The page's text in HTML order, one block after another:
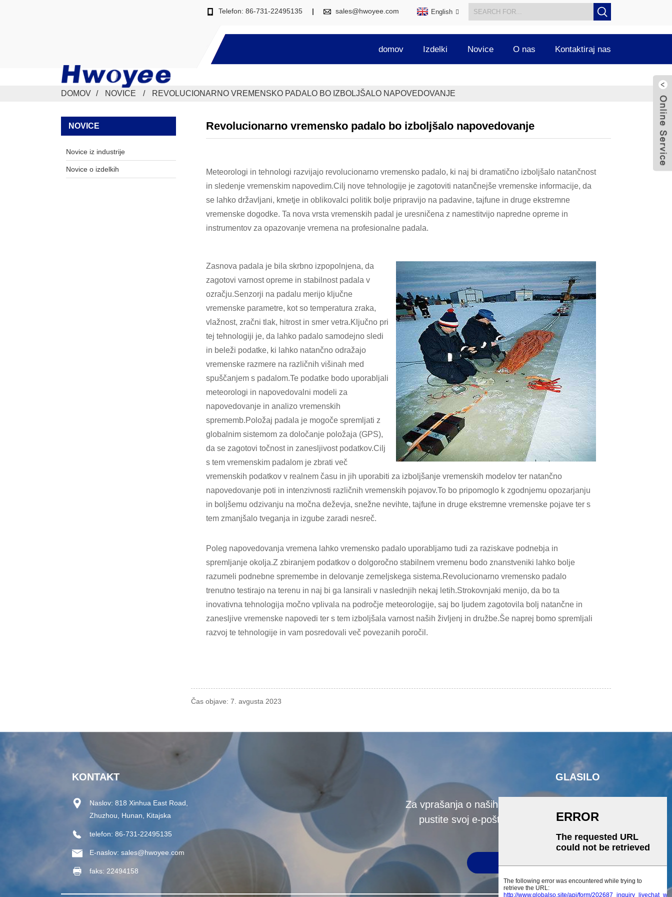
Telefon: 86-731-22495135 sales@hwoyee.com English
domov Izdelki Novice O nas Kontaktiraj nas
DOMOV NOVICE REVOLUCIONARNO VREMENSKO PADALO BO IZBOLJŠALO NAPOVEDOVANJE
NOVICE
Novice iz industrije
Novice o izdelkih
Revolucionarno vremensko padalo bo izboljšalo napovedovanje
Meteorologi in tehnologi razvijajo revolucionarno vremensko padalo, ki naj bi dramatično izboljšalo natančnost
in sledenje vremenskim napovedim.Cilj nove tehnologije je zagotoviti natančnejše vremenske informacije, da
se lahko državljani, kmetje in oblikovalci politik bolje pripravijo na padavine, tajfune in druge ekstremne
vremenske dogodke. Ta nova vrsta vremenskih padal je uresničena z namestitvijo napredne opreme in
instrumentov za opazovanje vremena na profesionalne padala.
Zasnova padala je bila skrbno izpopolnjena, da
zagotovi varnost opreme in stabilnost padala v
ozračju.Senzorji na padalu merijo ključne
vremenske parametre, kot so temperatura zraka,
vlažnost, zračni tlak, hitrost in smer vetra.Ključno pri
tej tehnologiji je, da lahko padalo samodejno sledi
in beleži podatke, ki lahko natančno odražajo
vremenske razmere na različnih višinah med
spuščanjem s padalom.Te podatke bodo uporabljali
meteorologi in napovedovalni modeli za
napovedovanje in analizo vremenskih
sprememb.Položaj padala je mogoče spremljati z
globalnim sistemom za določanje položaja (GPS),
da se zagotovi točnost in zanesljivost podatkov.Cilj
s tem vremenskim padalom je zbrati več
vremenskih podatkov v realnem času in jih uporabiti za izboljšanje vremenskih modelov ter natančno
napovedovanje poti in intenzivnosti različnih vremenskih pojavov.To bo pripomoglo k zgodnjemu opozarjanju
in boljšemu odzivanju na močna deževja, snežne nevihte, tajfune in druge ekstremne vremenske pojave ter s
tem zmanjšalo tveganja in izgube zaradi nesreč.
Poleg napovedovanja vremena lahko vremensko padalo uporabljamo tudi za raziskave podnebja in
spremljanje okolja.Z zbiranjem podatkov o dolgoročno stabilnem vremenu bodo znanstveniki lahko bolje
razumeli podnebne spremembe in delovanje zemeljskega sistema.Revolucionarno vremensko padalo
trenutno testirajo na terenu in naj bi ga lansirali v naslednjih nekaj letih.Strokovnjaki menijo, da bo ta
inovativna tehnologija močno vplivala na področje meteorologije, saj bo ljudem zagotovila bolj natančne in
zanesljive vremenske napovedi ter s tem izboljšala varnost naših življenj in družbe.Še naprej bomo spremljali
razvoj te tehnologije in vam posredovali več povezanih poročil.
Čas objave: 7. avgusta 2023
KONTAKT
Naslov: 818 Xinhua East Road,
Zhuzhou, Hunan, Kitajska
telefon: 86-731-22495135
E-naslov: sales@hwoyee.com
faks: 22494158
GLASILO
Za vprašanja o naših izdelkih ali ceniku nam
pustite svoj e-poštni naslov in kontaktirali
vas bomo v 24 urah.
POŠLJI